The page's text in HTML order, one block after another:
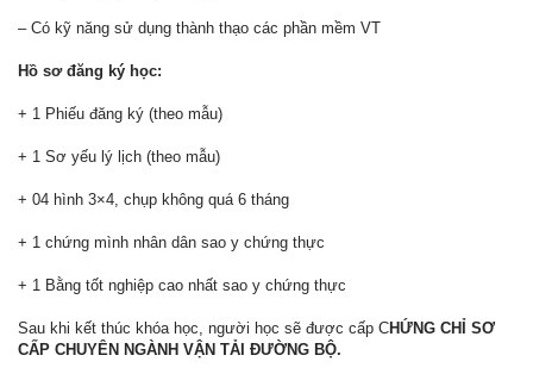
– Có kỹ năng sử dụng thành thạo các phần mềm VT
Hồ sơ đăng ký học:
+ 1 Phiếu đăng ký (theo mẫu)
+ 1 Sơ yếu lý lịch (theo mẫu)
+ 04 hình 3×4, chụp không quá 6 tháng
+ 1 chứng mình nhân dân sao y chứng thực
+ 1 Bằng tốt nghiệp cao nhất sao y chứng thực
Sau khi kết thúc khóa học, người học sẽ được cấp CHỨNG CHỈ SƠ
CẤP CHUYÊN NGÀNH VẬN TẢI ĐƯỜNG BỘ.